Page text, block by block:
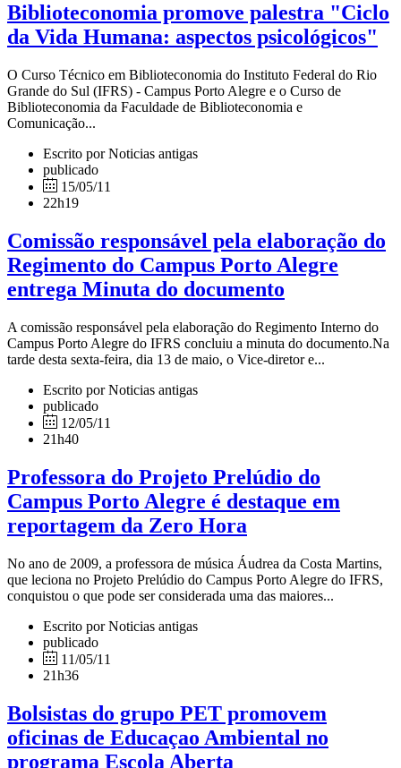
Biblioteconomia promove palestra "Ciclo
da Vida Humana: aspectos psicológicos"
O Curso Técnico em Biblioteconomia do Instituto Federal do Rio
Grande do Sul (IFRS) - Campus Porto Alegre e o Curso de
Biblioteconomia da Faculdade de Biblioteconomia e
Comunicação...
Escrito por Noticias antigas
publicado
15/05/11
22h19
Comissão responsável pela elaboração do
Regimento do Campus Porto Alegre
entrega Minuta do documento
A comissão responsável pela elaboração do Regimento Interno do
Campus Porto Alegre do IFRS concluiu a minuta do documento.Na
tarde desta sexta-feira, dia 13 de maio, o Vice-diretor e...
Escrito por Noticias antigas
publicado
12/05/11
21h40
Professora do Projeto Prelúdio do
Campus Porto Alegre é destaque em
reportagem da Zero Hora
No ano de 2009, a professora de música Áudrea da Costa Martins,
que leciona no Projeto Prelúdio do Campus Porto Alegre do IFRS,
conquistou o que pode ser considerada uma das maiores...
Escrito por Noticias antigas
publicado
11/05/11
21h36
Bolsistas do grupo PET promovem
oficinas de Educaçao Ambiental no
programa Escola Aberta